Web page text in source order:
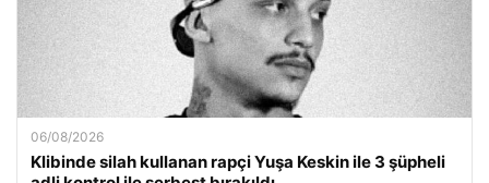
06/08/2026
Klibinde silah kullanan rapçi Yuşa Keskin ile 3 şüpheli